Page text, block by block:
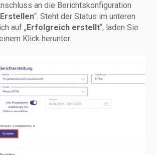
an die Berichtskonfiguration
Erstellen“. Steht der Status im unteren
auf „Erfolgreich erstellt“, laden Sie
Klick herunter.